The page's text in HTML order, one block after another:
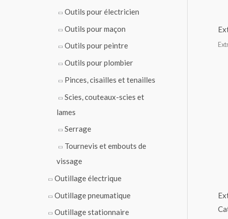
Outils pour électricien
Outils pour maçon
Outils pour peintre
Outils pour plombier
Pinces, cisailles et tenailles
Scies, couteaux-scies et
lames
Serrage
Tournevis et embouts de
vissage
Outillage électrique
Outillage pneumatique
Outillage stationnaire